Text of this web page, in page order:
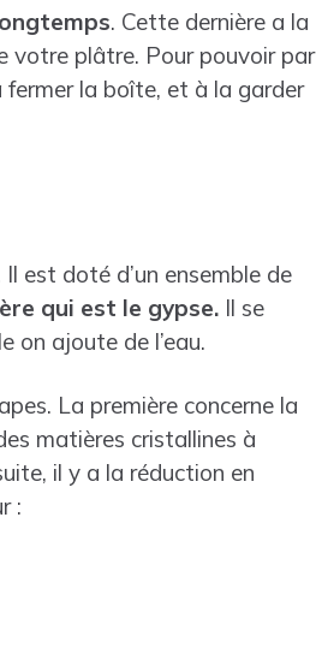
. Cette dernière a la
votre plâtre. Pour pouvoir par
fermer la boîte, et à la garder
Il est doté d’un ensemble de
qui est le gypse.Il se
on ajoute de l’eau.
La première concerne la
matières cristallines à
il y a la réduction en
: